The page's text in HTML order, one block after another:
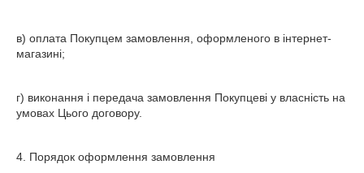
в) оплата Покупцем замовлення, оформленого в інтернет-
магазині;
г) виконання і передача замовлення Покупцеві у власність на
умовах Цього договору.
4. Порядок оформлення замовлення